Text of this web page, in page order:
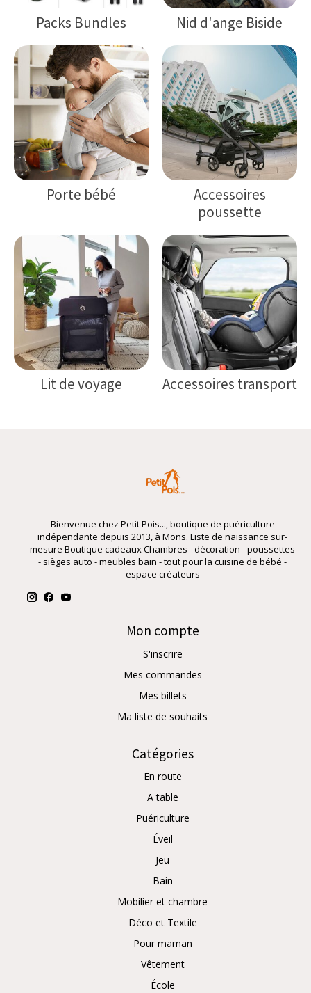
Packs Bundles Nid d'ange Biside
Porte bébé
Accessoires
poussette
Lit de voyage Accessoires transport
Bienvenue chez Petit Pois..., boutique de puériculture
indépendante depuis 2013, à Mons. Liste de naissance sur-
mesure Boutique cadeaux Chambres - décoration - poussettes
- sièges auto - meubles bain - tout pour la cuisine de bébé -
espace créateurs
Mon compte
S'inscrire
Mes commandes
Mes billets
Ma liste de souhaits
Catégories
En route
A table
Puériculture
Éveil
Jeu
Bain
Mobilier et chambre
Déco et Textile
Pour maman
Vêtement
École